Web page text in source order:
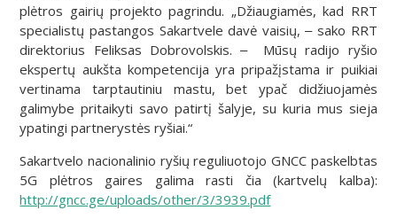
plėtros gairių projekto pagrindu. „Džiaugiamės, kad RRT
specialistų pastangos Sakartvele davė vaisių, ‒ sako RRT
direktorius Feliksas Dobrovolskis. ‒ Mūsų radijo ryšio
ekspertų aukšta kompetencija yra pripažįstama ir puikiai
vertinama tarptautiniu mastu, bet ypač didžiuojamės
galimybe pritaikyti savo patirtį šalyje, su kuria mus sieja
ypatingi partnerystės ryšiai.“
Sakartvelo nacionalinio ryšių reguliuotojo GNCC paskelbtas
5G plėtros gaires galima rasti čia (kartvelų kalba):
http://gncc.ge/uploads/other/3/3939.pdf